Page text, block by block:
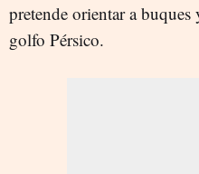
pretende orientar a
golfo Pérsico.